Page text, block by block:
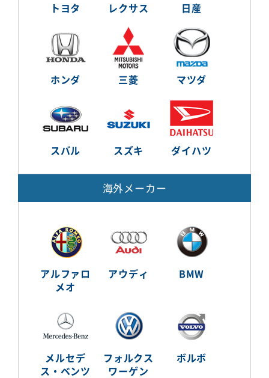
トヨタ レクサス 日産
ホンダ 三菱 マツダ
スバル スズキ ダイハツ
海外メーカー
アルファロ
メオ
アウディ BMW
メルセデ
ス・ベンツ
フォルクス
ワーゲン
ボルボ